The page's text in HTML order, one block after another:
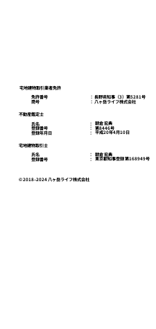
宅地建物取引業者免許
免許番号
​： 長野県知事（3）第5281号
商号 ​： 八ヶ岳ライフ株式会社
不動産鑑定士
氏名
朝倉 宏典
：
登録番号 第8446号
：
登録年月日 平成20年4月10日
：
宅地建物取引士
氏名
朝倉 宏典
：
登録番号 東京都知事登録 第168949号
：
© 2018–2024 八ヶ岳ライフ株式会社